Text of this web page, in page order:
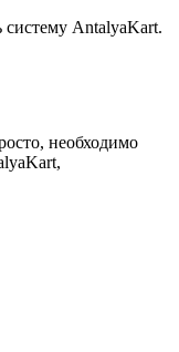
AntalyaKart.
необходимо